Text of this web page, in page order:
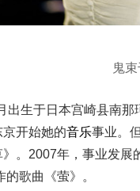
鬼
出生于日本宫崎县南那
京开始她的音乐事业。
。2007年，事业发
歌曲《萤》。